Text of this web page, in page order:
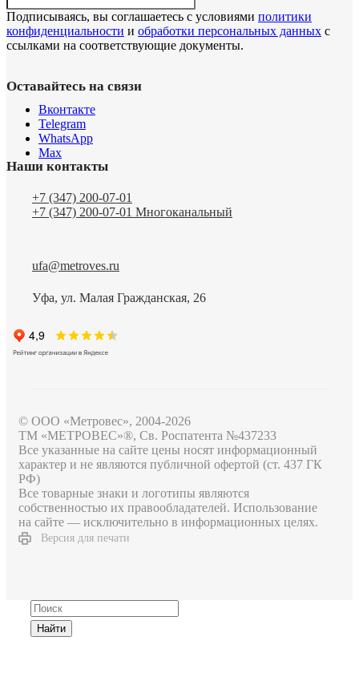
Подписываясь, вы соглашаетесь с условиями политики
конфиденциальности и обработки персональных данных с
ссылками на соответствующие документы.
Оставайтесь на связи
Вконтакте
Telegram
WhatsApp
Max
Наши контакты
+7 (347) 200-07-01
+7 (347) 200-07-01 Многоканальный
ufa@metroves.ru
Уфа, ул. Малая Гражданская, 26
© ООО «Метровес», 2004-2026
ТМ «МЕТРОВЕС»®, Св. Роспатента №4​3​7​2​3​3
Все указанные на сайте цены носят информационный
характер и не являются публичной офертой (ст. 437 ГК
РФ)
Все товарные знаки и логотипы являются
собственностью их правообладателей. Использование
на сайте — исключительно в информационных целях.
Версия для печати
Найти